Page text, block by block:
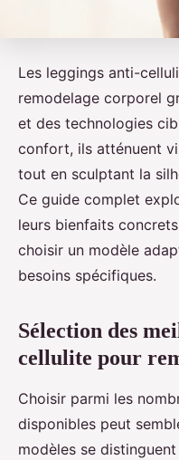
Les leggings anti-
remodelage corporel
et des technologies
confort, ils atténuent
tout en sculptant la
Ce guide complet
leurs bienfaits
choisir un modèle
besoins spécifiques.
Sélection des
cellulite pour
Choisir parmi les
disponibles peut
modèles se